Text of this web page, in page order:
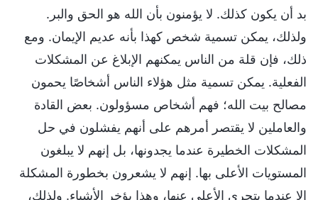
بد أن يكون كذلك. لا يؤمنون بأن الله هو الحق والبر.
ولذلك، يمكن تسمية شخص كهذا بأنه عديم الإيمان. ومع
ذلك، فإن قلة من الناس يمكنهم الإبلاغ عن المشكلات
الفعلية. يمكن تسمية مثل هؤلاء الناس أشخاصًا يحمون
مصالح بيت الله؛ فهم أشخاص مسؤولون. بعض القادة
والعاملين لا يقتصر أمرهم على أنهم يفشلون في حل
المشكلات الخطيرة عندما يجدونها، بل إنهم لا يبلغون
المستويات الأعلى بها. إنهم لا يشعرون بخطورة المشكلة
إلا عندما يتحرى الأعلى عنها، وهذا يؤخر الأشياء. ولذلك،